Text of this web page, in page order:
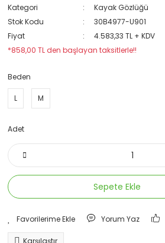
Kategori
Kayak Gözlüğü
Stok Kodu
30B4977-U901
Fiyat
4.583,33 TL + KDV
*858,00 TL den başlayan taksitlerle!!
Beden
L M
Adet
Sepete Ekle
Yorum Yaz
Karşılaştır